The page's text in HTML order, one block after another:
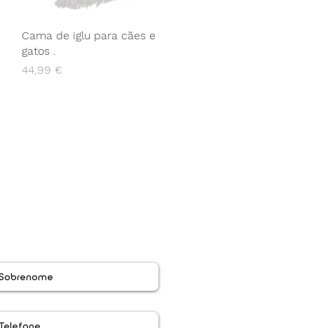
Cama de iglu para cães e
gatos .
Preço
44,99 €